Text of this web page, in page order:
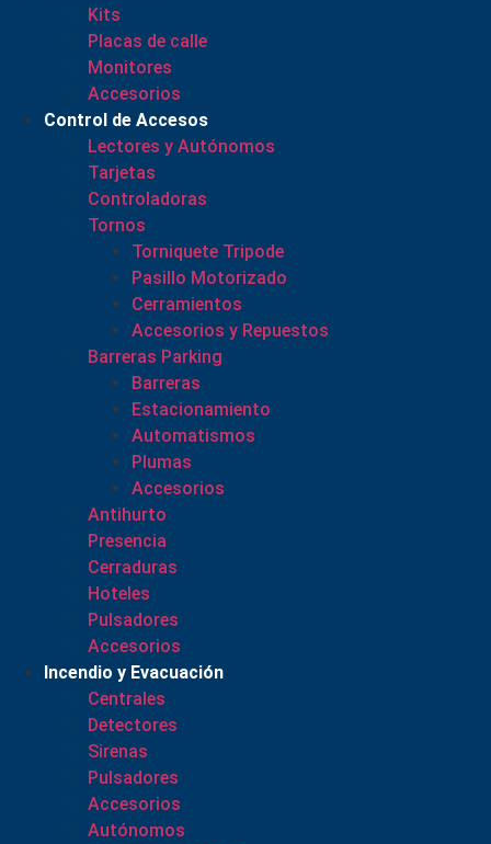
Kits
Placas de calle
Monitores
Accesorios
Control de Accesos
Lectores y Autónomos
Tarjetas
Controladoras
Tornos
Torniquete Tripode
Pasillo Motorizado
Cerramientos
Accesorios y Repuestos
Barreras Parking
Barreras
Estacionamiento
Automatismos
Plumas
Accesorios
Antihurto
Presencia
Cerraduras
Hoteles
Pulsadores
Accesorios
Incendio y Evacuación
Centrales
Detectores
Sirenas
Pulsadores
Accesorios
Autónomos